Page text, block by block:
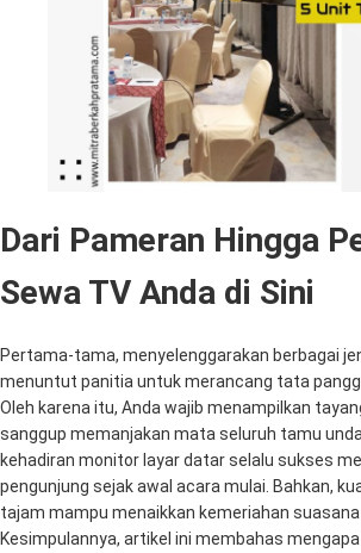
Dari Pameran Hingga
Sewa TV Anda di Sini
Pertama-tama, menyelenggarakan berbagai
menuntut panitia untuk merancang tata
Oleh karena itu, Anda wajib menampilkan
sanggup memanjakan mata seluruh tamu
kehadiran monitor layar datar selalu sukses
pengunjung sejak awal acara mulai. Bahkan,
tajam mampu menaikkan kemeriahan
Kesimpulannya, artikel ini membahas mengapa